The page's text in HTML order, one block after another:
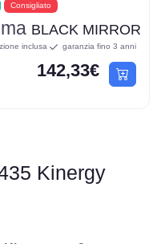
Consigliato
BLACK MIRROR
inclusa garanzia fino 3 anni
142,33€
Kinergy